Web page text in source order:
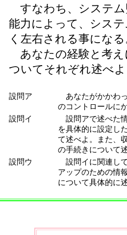
すなわち、システム
能力によって、シス
く左右される事にな
あなたの経験と考え
ついてそれぞれ述べ
設問ア
あなたがかかわ
のコントロールに
設問イ
設問アで述べた
を具体的に設定し
て述べよ。また、
の手続きについて
設問ウ
設問イに関連し
アップのための情
について具体的に